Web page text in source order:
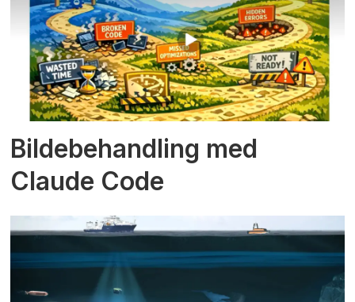
Bildebehandling med
Claude Code